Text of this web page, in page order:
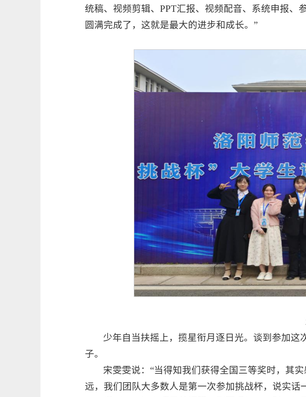
统稿、视频剪辑、PPT汇报、视频配音、系统申报
圆满完成了，这就是最大的进步和成长。”
少年自当扶摇上，揽星衔月逐日光。谈到参加
子。
宋雯雯说：“当得知我们获得全国三等奖时，其
远，我们团队大多数人是第一次参加挑战杯，说实